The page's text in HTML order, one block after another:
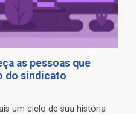
as pessoas que
do sindicato
um ciclo de sua história